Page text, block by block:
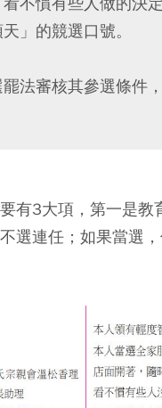
」的競選口號。
法審核其參選條件
有3大項，第一是教
選連任；如果當選